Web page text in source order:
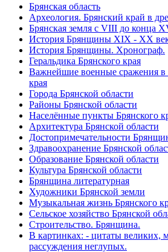
Брянская область
Археология. Брянский край в
Брянская земля с VIII до конца
История Брянщины XIX - XX
История Брянщины. Хронограф.
Геральдика Брянского края
Важнейшие военные сражения в
края
Города Брянской области
Районы Брянской области
Населённые пункты Брянского
Архитектура Брянской области
Достопримечательности
Здравоохранение Брянской
Образование Брянской области
Культура Брянской области
Брянщина литературная
Художники Брянской земли
Музыкальная жизнь Брянского
Сельское хозяйство Брянской
Строительство. Брянщина.
В картинках: - цитаты великих,
рассуждения неглупых.